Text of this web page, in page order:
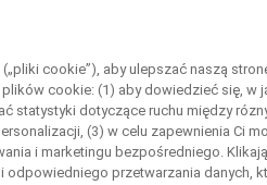
Muscle And Peripheral
cookie”), aby ulepszać naszą
cookie: (1) aby dowiedzieć się, w
statystyki dotyczące ruchu między
(3) w celu zapewnienia Ci
i marketingu bezpośredniego.
przetwarzania danych,